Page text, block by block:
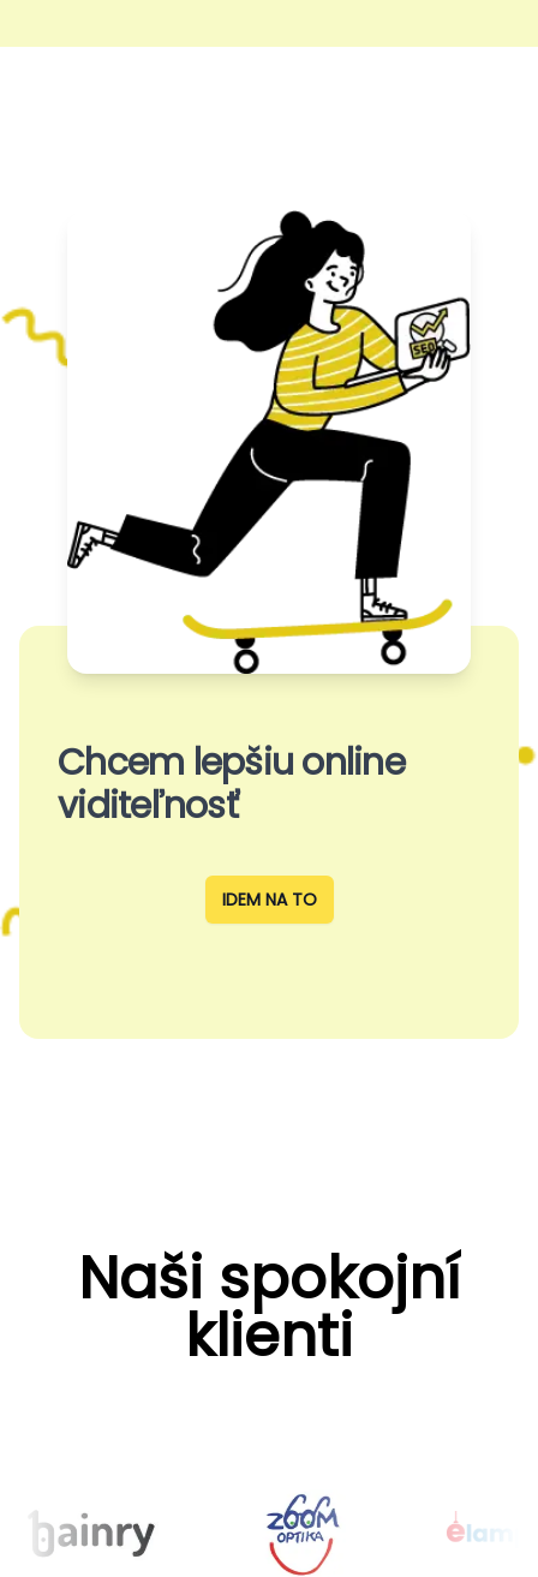
Chcem lepšiu online
viditeľnosť
IDEM NA TO
Naši spokojní
klienti